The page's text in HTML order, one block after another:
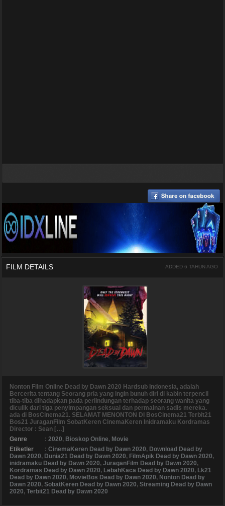
FILM DETAILS ADDED 6 TAHUN AGO
Nonton Film Online Dead by Dawn 2020 Hardsub Indonesia, adalah
Bercerita tentang Seorang pria yang ingin bunuh diri di kabin terpencil
tiba-tiba dihadapkan pada perlindungan terhadap seorang wanita yang
diculik dari tiga penyimpangan seksual dan permainan sadis mereka.
ada di BosCinema21. SELAMAT MENONTON DI BosCinema21 Terbit21
Bos21 JuraganFilm SobatKeren CinemaKeren Inidramaku Kordramas
Director : Sean […]
Genre
: 2020, Bioskop Online, Movie
Etiketler
: CinemaKeren Dead by Dawn 2020, Download Dead by
Dawn 2020, Dunia21 Dead by Dawn 2020, FilmApik Dead by Dawn 2020,
inidramaku Dead by Dawn 2020, JuraganFilm Dead by Dawn 2020,
Kordramas Dead by Dawn 2020, LebahKaca Dead by Dawn 2020, Lk21
Dead by Dawn 2020, MovieBos Dead by Dawn 2020, Nonton Dead by
Dawn 2020, SobatKeren Dead by Dawn 2020, Streaming Dead by Dawn
2020, Terbit21 Dead by Dawn 2020